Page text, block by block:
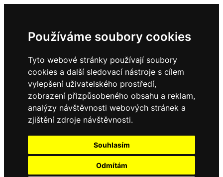
Používáme soubory cookies
Tyto webové stránky používají soubory
cookies a další sledovací nástroje s cílem
vylepšení uživatelského prostředí,
zobrazení přizpůsobeného obsahu a reklam,
analýzy návštěvnosti webových stránek a
zjištění zdroje návštěvnosti.
Souhlasím
Odmítám